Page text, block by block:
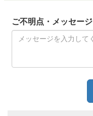
ご不明点・メッセージ